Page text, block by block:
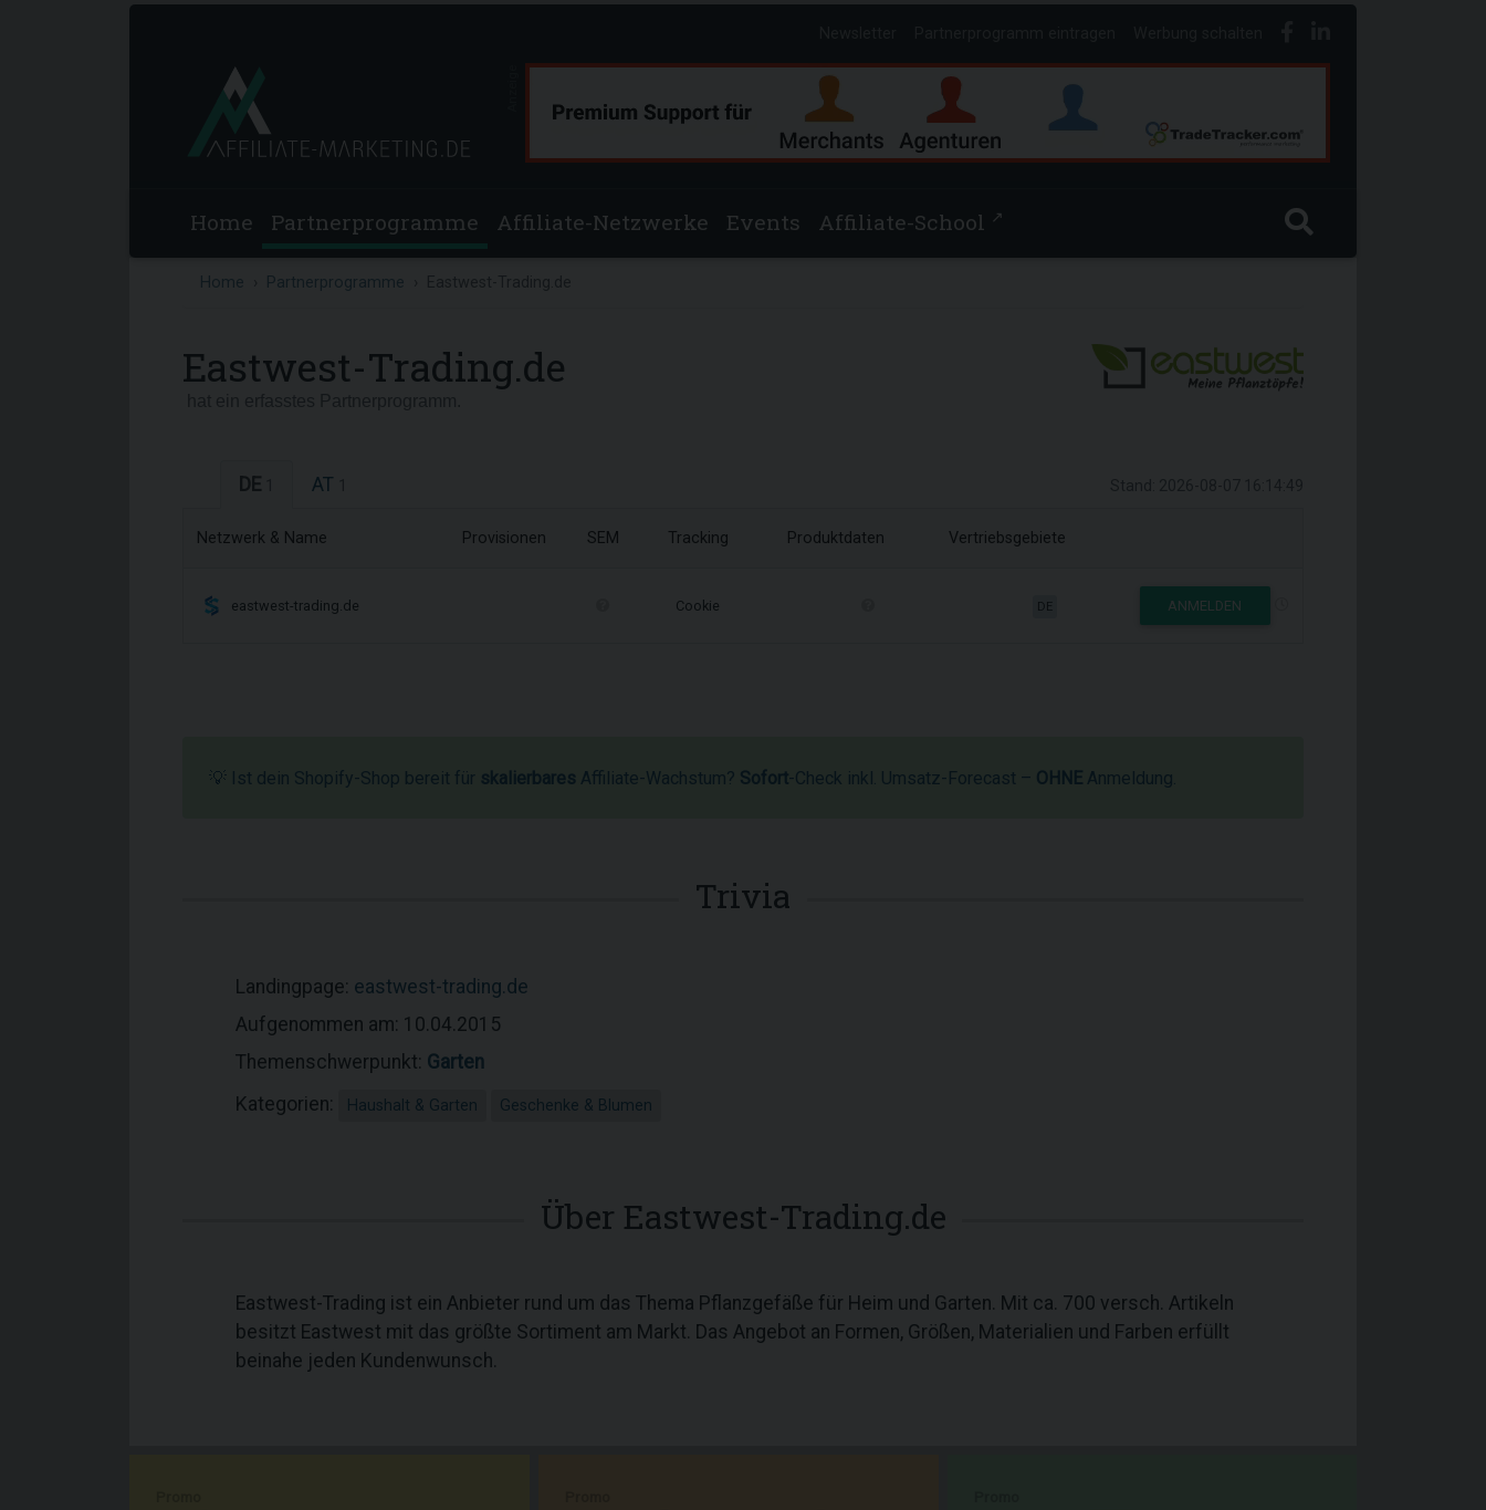
Home Partnerprogramme Affiliate-Netzwerke Events Affiliate-School ↗
Home Partnerprogramme
Eastwest-Trading.de
DE AT
Netzwerk & Name Provisionen SEM Tracking Produktdaten Vertriebsgebiete
eastwest-trading.de Cookie DE ANMELDEN
💡 Ist dein Shopify-Shop bereit für skalierbares Affiliate-Wachstum? Sofort-Check inkl. Umsatz-Forecast – OHNE Anmeldung.
Trivia
Landingpage: eastwest-trading.de
Aufgenommen am: 10.04.2015
Themenschwerpunkt: Garten
Kategorien:
Haushalt & Garten Geschenke & Blumen
Über Eastwest-Trading.de
Eastwest-Trading ist ein Anbieter rund um das Thema Pflanzgefäße für Heim und Garten. Mit ca. 700 versch. Artikeln
besitzt Eastwest mit das größte Sortiment am Markt. Das Angebot an Formen, Größen, Materialien und Farben erfüllt
beinahe jeden Kundenwunsch.